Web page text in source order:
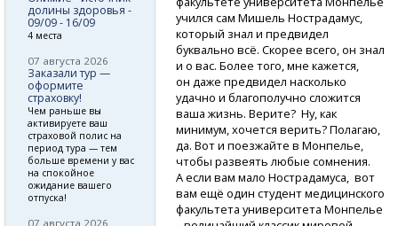
учился сам Мишель Нострадамус,
который знал и предвидел
буквально всё. Скорее всего, он знал
и о вас. Более того, мне кажется,
он даже предвидел насколько
удачно и благополучно сложится
ваша жизнь. Верите? Ну, как
минимум, хочется верить? Полагаю,
да. Вот и поезжайте в Монпелье,
чтобы развеять любые сомнения.
А если вам мало Нострадамуса, вот
вам ещё один студент медицинского
факультета университета Монпелье
долины здоровья -
09/09 - 16/09
4 места
07 августа 2026
Заказали тур —
оформите
страховку!
Чем раньше вы
активируете ваш
страховой полис на
период тура — тем
больше времени у вас
на спокойное
ожидание вашего
отпуска!
07 августа 2026